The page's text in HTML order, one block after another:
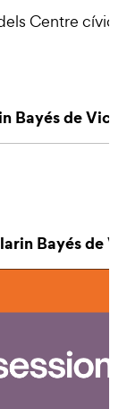
Centre cívics
Bayés de Vic
Bayés de